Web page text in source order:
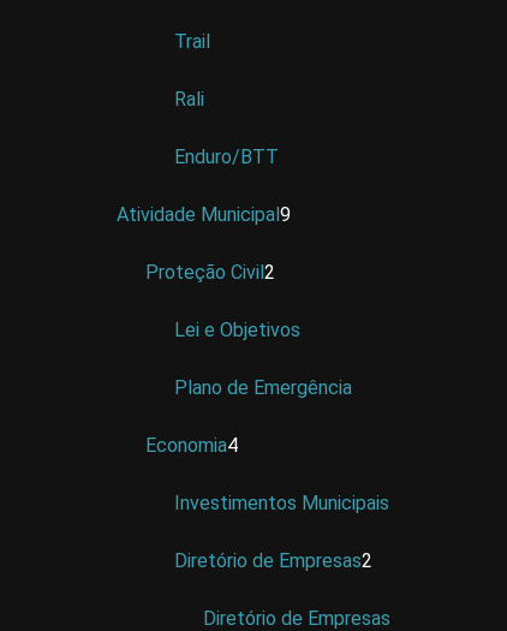
Trail
Rali
Enduro/BTT
Atividade Municipal9
Proteção Civil2
Lei e Objetivos
Plano de Emergência
Economia4
Investimentos Municipais
Diretório de Empresas2
Diretório de Empresas